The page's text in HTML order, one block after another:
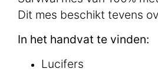
Dit mes beschikt tevens
In het handvat te vinden:
Lucifers